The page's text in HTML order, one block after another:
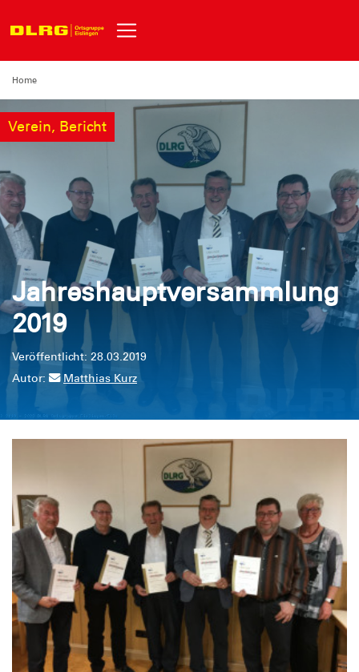
Home
Verein, Bericht
Jahreshauptversammlung
2019
Veröffentlicht: 28.03.2019
Autor:
Matthias Kurz